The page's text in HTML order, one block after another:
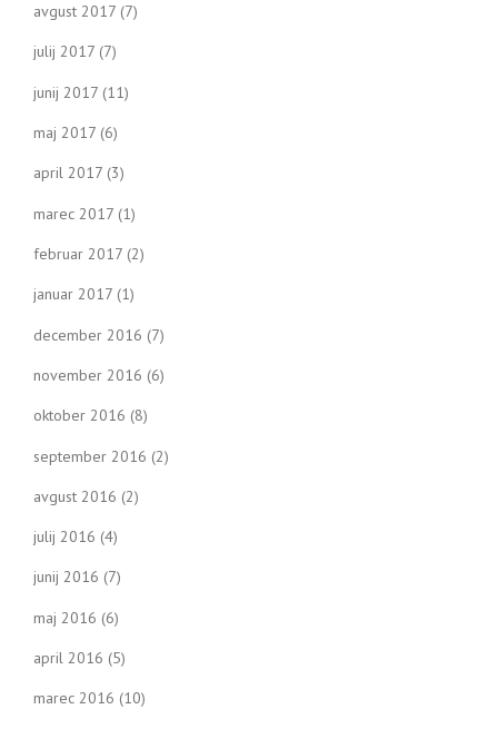
avgust 2017 (7)
julij 2017 (7)
junij 2017 (11)
maj 2017 (6)
april 2017 (3)
marec 2017 (1)
februar 2017 (2)
januar 2017 (1)
december 2016 (7)
november 2016 (6)
oktober 2016 (8)
september 2016 (2)
avgust 2016 (2)
julij 2016 (4)
junij 2016 (7)
maj 2016 (6)
april 2016 (5)
marec 2016 (10)